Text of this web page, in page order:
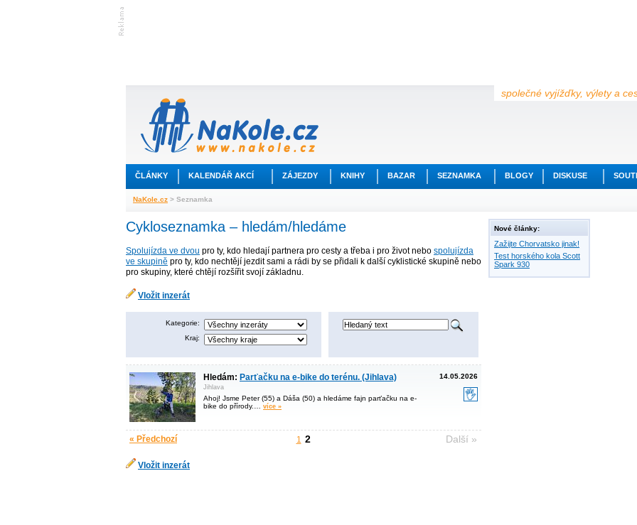
společné vyjížďky, výlety a
ČLÁNKY KALENDÁŘ AKCÍ ZÁJEZDY KNIHY BAZAR SEZNAMKA BLOGY DISKUSE
NaKole.cz > Seznamka
Cykloseznamka – hledám/hledáme
Spolujízda ve dvou pro ty, kdo hledají partnera pro cesty a třeba i pro život nebo spolujízda
ve skupině pro ty, kdo nechtějí jezdit sami a rádi by se přidali k další cyklistické skupině nebo
pro skupiny, které chtějí rozšířit svojí základnu.
Vložit inzerát
Kategorie:
Kraj:
Hledám: Parťačku na e-bike do terénu. (Jihlava)
Jihlava
Ahoj! Jsme Peter (55) a Dáša (50) a hledáme fajn parťačku na e-
bike do přírody.… více »
14.05.2026
« Předchozí 1 2 Další »
Vložit inzerát
Nové články:
Zažijte Chorvatsko jinak!
Test horského kola Scott
Spark 930